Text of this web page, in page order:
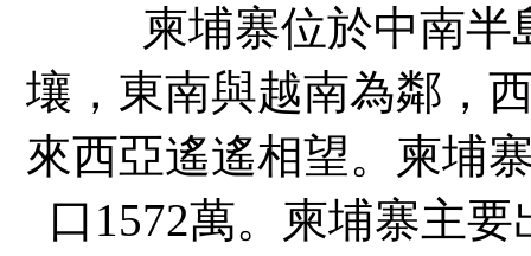
柬埔寨位於中南半
壤，東南與越南為鄰，
來西亞遙遙相望。柬埔
口 1572萬。柬埔寨主要